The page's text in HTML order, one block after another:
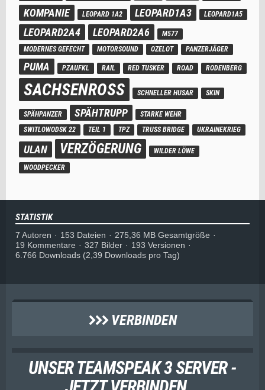
KOMPANIE
LEOPARD 1A2 LEOPARD1A3 LEOPARD1A5
LEOPARD2A4 LEOPARD2A6
M577
MODERNES GEFECHT
MOTORSOUND OZELOT PANZERJÄGER
PUMA PZAUFKL RAIL RED TUSKER ROAD RODENBERG
SACHSENROSS SCHNELLER HUSAR SKIN
SPÄHPANZER SPÄHTRUPP
STARKE WEHR
SWITLOWODSK 22
TEIL 1 TPZ TRUSS BRIDGE UKRAINEKRIEG
ULAN VERZÖGERUNG
WILDER LÖWE
WOODPECKER
STATISTIK
7 Autoren 153 Dateien
275,36 MB Gesamtgröße
19 Kommentare
327 Bilder
193 Versionen
6.766 Downloads (2,39 Downloads pro Tag)
VERBINDEN
UNSER TEAMSPEAK 3 SERVER -